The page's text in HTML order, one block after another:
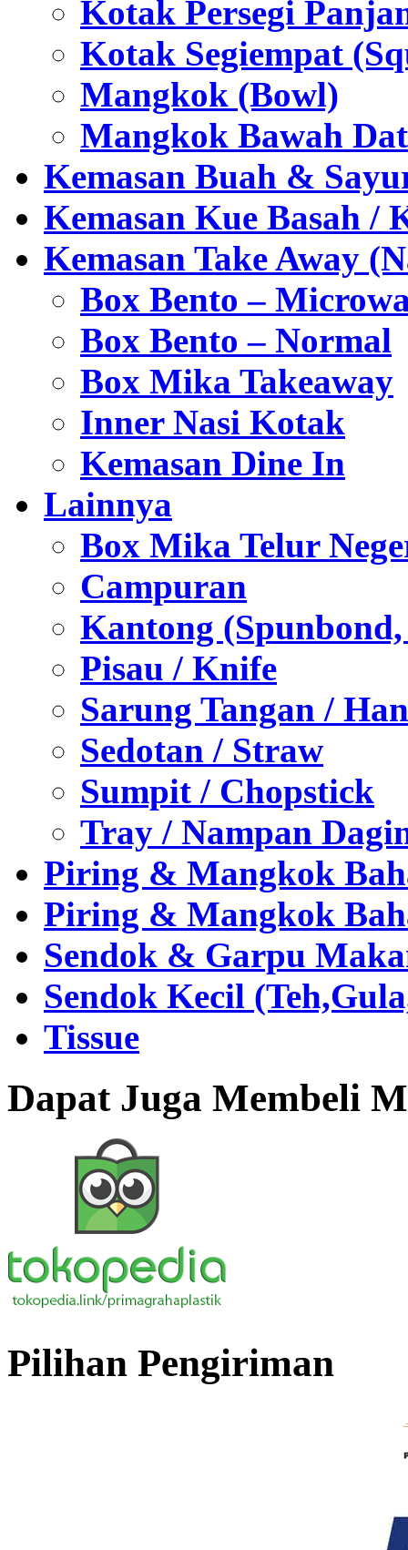
Kotak Persegi
Kotak Segiempat
Mangkok (Bowl)
Mangkok Bawah
Kemasan Buah &
Kemasan Kue Basah /
Kemasan Take Away
Box Bento –
Box Bento – Normal
Box Mika Takeaway
Inner Nasi Kotak
Kemasan Dine In
Lainnya
Box Mika Telur
Campuran
Kantong
Pisau / Knife
Sarung Tangan /
Sedotan / Straw
Sumpit / Chopstick
Tray / Nampan
Piring & Mangkok
Piring & Mangkok
Sendok & Garpu
Sendok Kecil
Tissue
Dapat Juga Membeli
Pilihan Pengiriman